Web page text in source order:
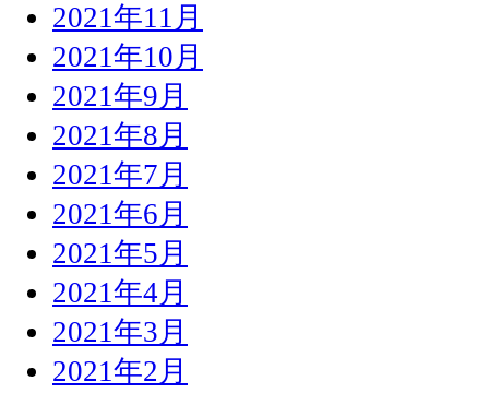
2021年11月
2021年10月
2021年9月
2021年8月
2021年7月
2021年6月
2021年5月
2021年4月
2021年3月
2021年2月